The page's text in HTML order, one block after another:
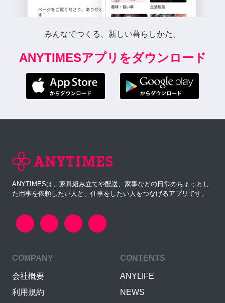
みんなでつくる、新しい暮らしかた。
ANYTIMESアプリをダウンロード
ANYTIMESは、家具組み立てや配送、家事などの日常のちょっとし
た用事を依頼したい人と、仕事をしたい人をつなげるアプリです。
COMPANY
会社概要
利用規約
CONTENTS
ANYLIFE
NEWS